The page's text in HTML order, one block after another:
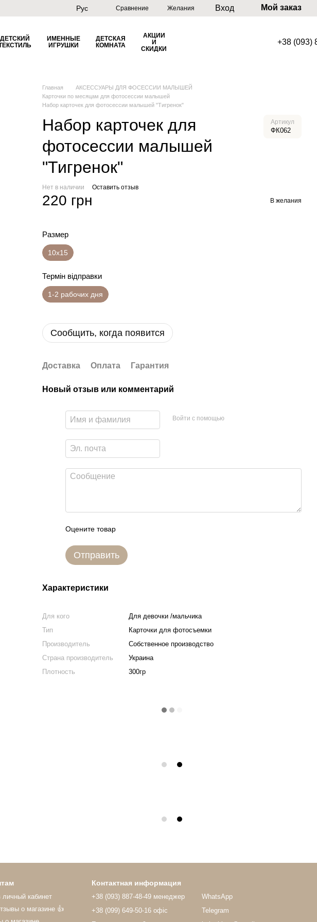
Рус Сравнение Желания Вход Мой заказ
ДЕТСКИЙ
ИМЕННЫЕ
ИГРУШКИ
ДЕТСКАЯ
КОМНАТА
АКЦИИ
И
СКИДКИ
+38 (093)
Главная
АКСЕССУАРЫ ДЛЯ ФОСЕССИИ МАЛЫШЕЙ
Карточки по месяцам для фотосессии малышей
Набор карточек для фотосессии малышей "Тигренок"
Набор карточек для
фотосессии малышей
"Тигренок"
Артикул
ФК062
Нет в наличии Оставить отзыв
220 грн В желания
Размер
10х15
Термін відправки
1-2 рабочих дня
Сообщить, когда появится
Доставка Оплата Гарантия
Новый отзыв или комментарий
Войти с помощью
Оцените товар
Отправить
Характеристики
Для кого
Для девочки /мальчика
Тип
Карточки для фотосъемки
Производитель
Собственное производство
Страна производитель
Украина
Плотность
300гр
личный кабинет
о магазине 👍
Контактная информация
+38 (093) 887-48-49 менеджер
+38 (099) 649-50-16 офіс
WhatsApp
Telegram